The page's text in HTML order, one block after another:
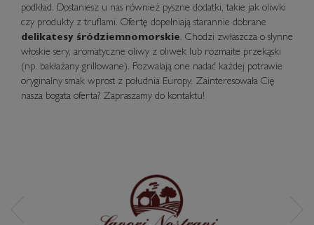
podkład. Dostaniesz u nas również pyszne dodatki, takie jak oliwki
czy produkty z truflami. Ofertę dopełniają starannie dobrane
delikatesy śródziemnomorskie. Chodzi zwłaszcza o słynne
włoskie sery, aromatyczne oliwy z oliwek lub rozmaite przekąski
(np. bakłażany grillowane). Pozwalają one nadać każdej potrawie
oryginalny smak wprost z południa Europy. Zainteresowała Cię
nasza bogata oferta? Zapraszamy do kontaktu!